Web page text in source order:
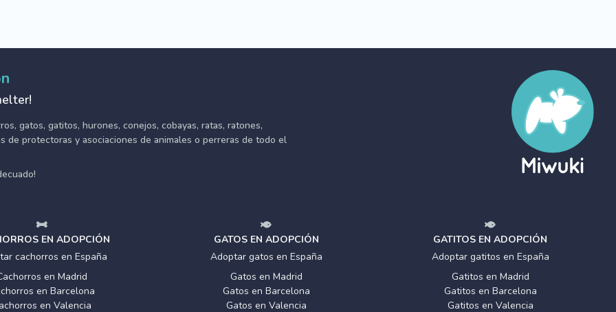
gatos, gatitos, hurones, conejos, cobayas, ratas, ratones,
de protectoras y asociaciones de animales o perreras de todo el
EN ADOPCIÓN
cachorros en España
en Madrid
en Barcelona
en Valencia
GATOS EN ADOPCIÓN
Adoptar gatos en España
Gatos en Madrid
Gatos en Barcelona
Gatos en Valencia
GATITOS EN ADOPCIÓN
Adoptar gatitos en España
Gatitos en Madrid
Gatitos en Barcelona
Gatitos en Valencia